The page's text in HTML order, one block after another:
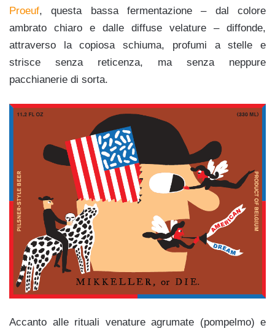
Proeuf, questa bassa fermentazione – dal colore
ambrato chiaro e dalle diffuse velature – diffonde,
attraverso la copiosa schiuma, profumi a stelle e
strisce senza reticenza, ma senza neppure
pacchianerie di sorta.
Accanto alle rituali venature agrumate (pompelmo) e